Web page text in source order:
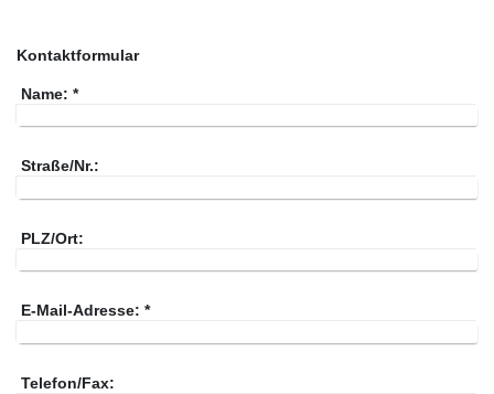
Kontaktformular
Name: *
Straße/Nr.:
PLZ/Ort:
E-Mail-Adresse: *
Telefon/Fax: